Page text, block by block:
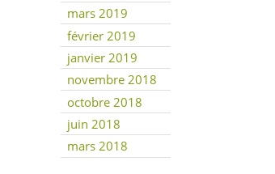
mars 2019
février 2019
janvier 2019
novembre 2018
octobre 2018
juin 2018
mars 2018